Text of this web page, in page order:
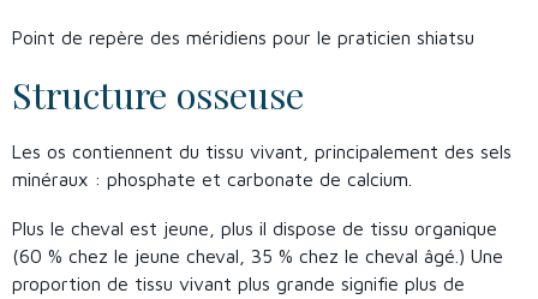
Point de repère des méridiens pour le praticien shiatsu
Structure osseuse
Les os contiennent du tissu vivant, principalement des sels
minéraux : phosphate et carbonate de calcium.
Plus le cheval est jeune, plus il dispose de tissu organique
(60 % chez le jeune cheval, 35 % chez le cheval âgé.) Une
proportion de tissu vivant plus grande signifie plus de